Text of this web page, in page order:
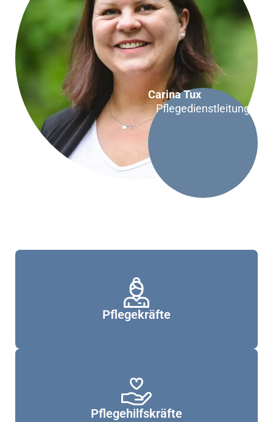
Carina Tux
Pflegedienstleitung
Pflegekräfte
Pflegehilfskräfte